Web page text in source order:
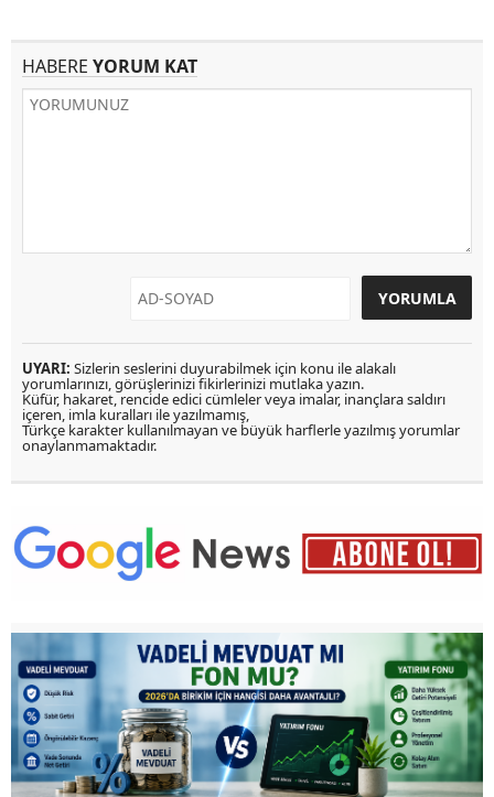
HABERE YORUM KAT
UYARI: Sizlerin seslerini duyurabilmek için konu ile alakalı
yorumlarınızı, görüşlerinizi fikirlerinizi mutlaka yazın.
Küfür, hakaret, rencide edici cümleler veya imalar, inançlara saldırı
içeren, imla kuralları ile yazılmamış,
Türkçe karakter kullanılmayan ve büyük harflerle yazılmış yorumlar
onaylanmamaktadır.